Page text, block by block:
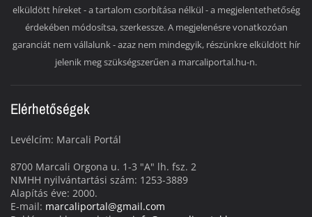
elküldött híreket - a tartalom csorbítása nélkül - a megjelentethetőség
érdekében módosítsa, szerkessze. A megjelenésre vonatkozóan
garanciát nem vállalunk - azaz nem mindegyik, részünkre elküldött hír
jelenik meg szükségszerűen a marcaliportal.hu-n.
Elérhetőségek
Levélcím: Marcali Portál
8700 Marcali Orgona u. 1-3 "A" lh. fsz. 2
NMHH nyilvántartási szám: 1253-3889
Alapítás éve: 2000.
E-mail: marcaliportal@gmail.com